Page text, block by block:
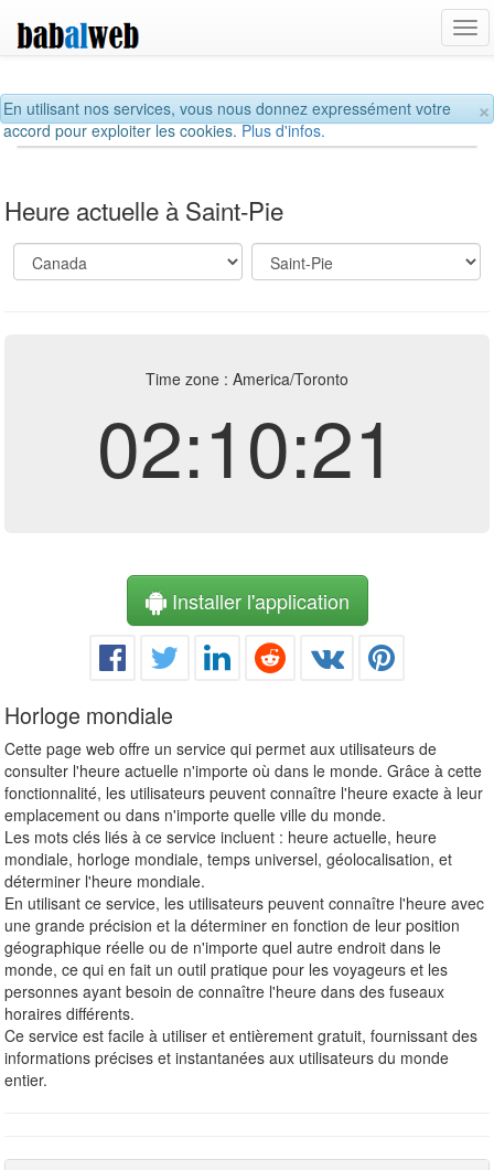
×
En utilisant nos services, vous nous donnez expressément votre
accord pour exploiter les cookies.Plus d'infos.
Heure actuelle à Saint-Pie
Time zone : America/Toronto
02:10:21
Installer l'application
Horloge mondiale
Cette page web offre un service qui permet aux utilisateurs de
consulter l'heure actuelle n'importe où dans le monde. Grâce à cette
fonctionnalité, les utilisateurs peuvent connaître l'heure exacte à leur
emplacement ou dans n'importe quelle ville du monde.
Les mots clés liés à ce service incluent : heure actuelle, heure
mondiale, horloge mondiale, temps universel, géolocalisation, et
déterminer l'heure mondiale.
En utilisant ce service, les utilisateurs peuvent connaître l'heure avec
une grande précision et la déterminer en fonction de leur position
géographique réelle ou de n'importe quel autre endroit dans le
monde, ce qui en fait un outil pratique pour les voyageurs et les
personnes ayant besoin de connaître l'heure dans des fuseaux
horaires différents.
Ce service est facile à utiliser et entièrement gratuit, fournissant des
informations précises et instantanées aux utilisateurs du monde
entier.